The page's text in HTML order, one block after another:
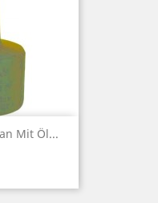
Mit Öl...